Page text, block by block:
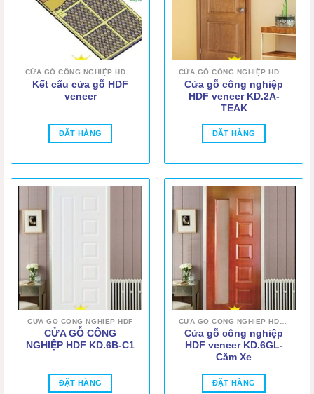
Kết cấu cửa gỗ HDF
veneer
ĐẶT HÀNG
Cửa gỗ công nghiệp
HDF veneer KD.2A-
TEAK
ĐẶT HÀNG
CỬA GỖ CÔNG NGHIỆP HDF
CỬA GỖ CÔNG
NGHIỆP HDF KD.6B-C1
ĐẶT HÀNG
Cửa gỗ công nghiệp
HDF veneer KD.6GL-
Căm Xe
ĐẶT HÀNG